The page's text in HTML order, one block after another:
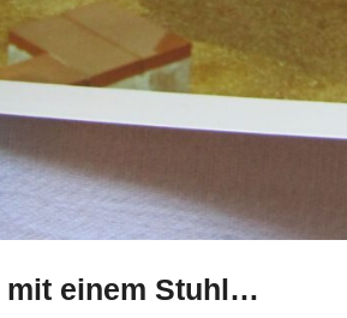
mit einem Stuhl…